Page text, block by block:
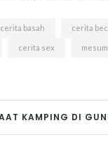
cerita basah cerita
cerita sex
KAMPING DI